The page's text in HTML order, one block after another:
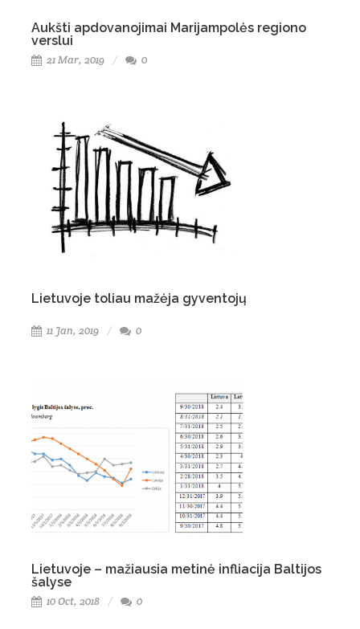
Aukšti apdovanojimai Marijampolės regiono
verslui
21 Mar, 2019 0
Lietuvoje toliau mažėja gyventojų
11 Jan, 2019 0
Lietuvoje – mažiausia metinė infliacija Baltijos
šalyse
10 Oct, 2018 0